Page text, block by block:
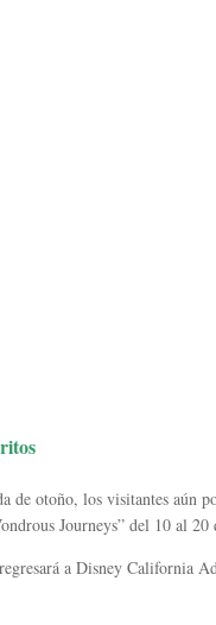
de otoño, los visitantes aún
Journeys” del 10 al 20
a Disney California